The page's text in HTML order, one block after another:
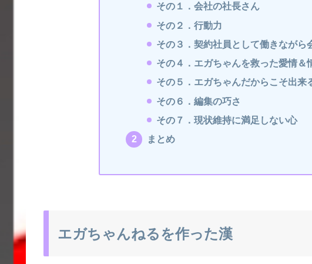
その１．会社の社長さん
その２．行動力
その３．契約社員として働きながら
その４．エガちゃんを救った愛情＆
その５．エガちゃんだからこそ出来
その６．編集の巧さ
その７．現状維持に満足しない心
まとめ
エガちゃんねるを作った漢